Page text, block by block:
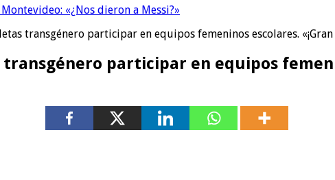
«¿Nos dieron a Messi?»
transgénero participar en equipos femeninos escolares.
participar en equipos